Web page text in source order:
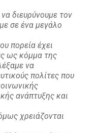
διευρύνουμε τον
σε ένα μεγάλο
πορεία έχει
ως κόμμα της
να
πολίτες που
ανάπτυξης και
χρειάζονται